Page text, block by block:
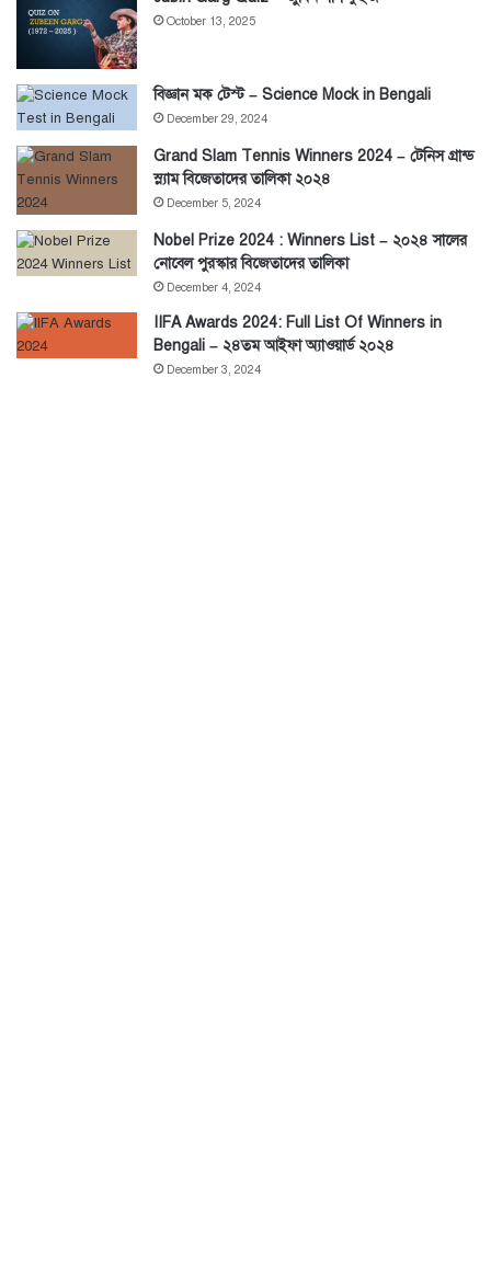
October 13, 2025
বিজ্ঞান মক টেস্ট – Science Mock in Bengali
December 29, 2024
Grand Slam Tennis Winners 2024 – টেনিস গ্রান্ড
স্ল্যাম বিজেতাদের তালিকা ২০২৪
December 5, 2024
Nobel Prize 2024 : Winners List – ২০২৪ সালের
নোবেল পুরস্কার বিজেতাদের তালিকা
December 4, 2024
IIFA Awards 2024: Full List Of Winners in
Bengali – ২৪তম আইফা অ্যাওয়ার্ড ২০২৪
December 3, 2024